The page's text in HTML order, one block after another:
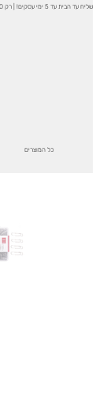
שליח עד הבית עד 5 ימי עסקים! | רק 29.90 ₪ (אילת: 59.90₪) | ייתכנו עיכובים בקו הצפון עקב המצב.
כל המוצרים